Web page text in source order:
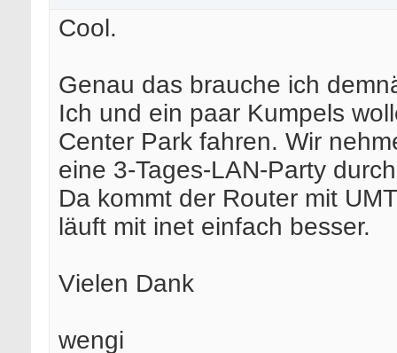
Cool.
Genau das brauche ich
Ich und ein paar Kumpels
Center Park fahren. Wir
eine 3-Tages-LAN-Party
Da kommt der Router mit
läuft mit inet einfach besser.
Vielen Dank
wengi